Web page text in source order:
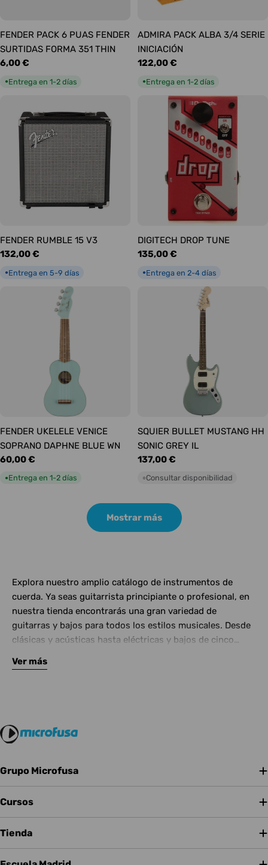
FENDER PACK 6 PUAS FENDER
SURTIDAS FORMA 351 THIN
Precio
6,00 €
●Entrega en 1-2 días
ADMIRA PACK ALBA 3/4 SERIE
INICIACIÓN
Precio
122,00 €
●Entrega en 1-2 días
FENDER RUMBLE 15 V3
Precio
132,00 €
●Entrega en 5-9 días
DIGITECH DROP TUNE
Precio
135,00 €
●Entrega en 2-4 días
FENDER UKELELE VENICE
SOPRANO DAPHNE BLUE WN
Precio
habitual
60,00 €
●Entrega en 1-2 días
SQUIER BULLET MUSTANG HH
SONIC GREY IL
Precio
habitual
137,00 €
○Consultar disponibilidad
Mostrar más
Explora nuestro amplio catálogo de instrumentos de
cuerda. Ya seas guitarrista principiante o profesional, en
nuestra tienda encontrarás una gran variedad de
guitarras y bajos para todos los estilos musicales. Desde
clásicas y acústicas hasta eléctricas y bajos de cinco
Complementa tu instrumento con amplificadores de
Ver más
Grupo Microfusa
Cursos
Tienda